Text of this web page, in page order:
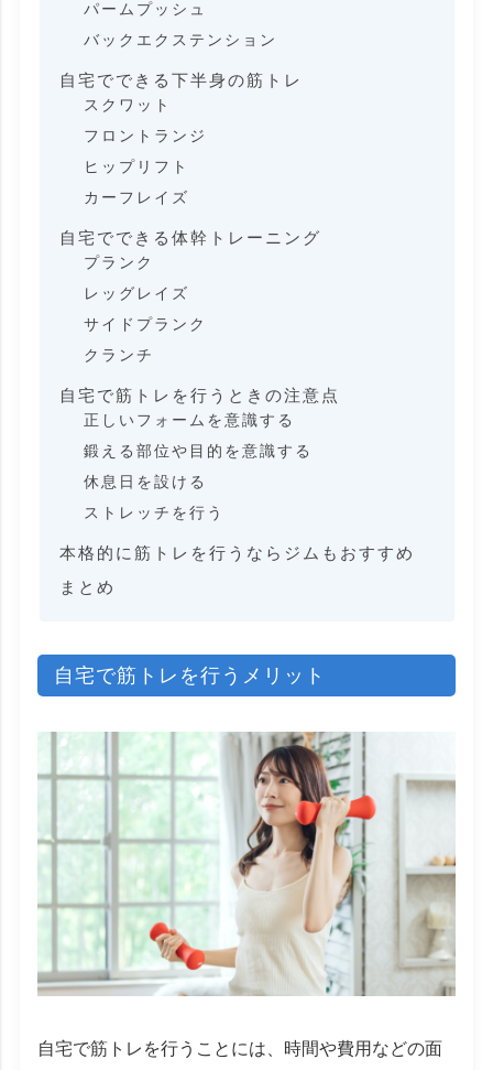
パームプッシュ
バックエクステンション
自宅でできる下半身の筋トレ
スクワット
フロントランジ
ヒップリフト
カーフレイズ
自宅でできる体幹トレーニング
プランク
レッグレイズ
サイドプランク
クランチ
自宅で筋トレを行うときの注意点
正しいフォームを意識する
鍛える部位や目的を意識する
休息日を設ける
ストレッチを行う
本格的に筋トレを行うならジムもおすすめ
まとめ
自宅で筋トレを行うメリット
自宅で筋トレを行うことには、時間や費用などの面